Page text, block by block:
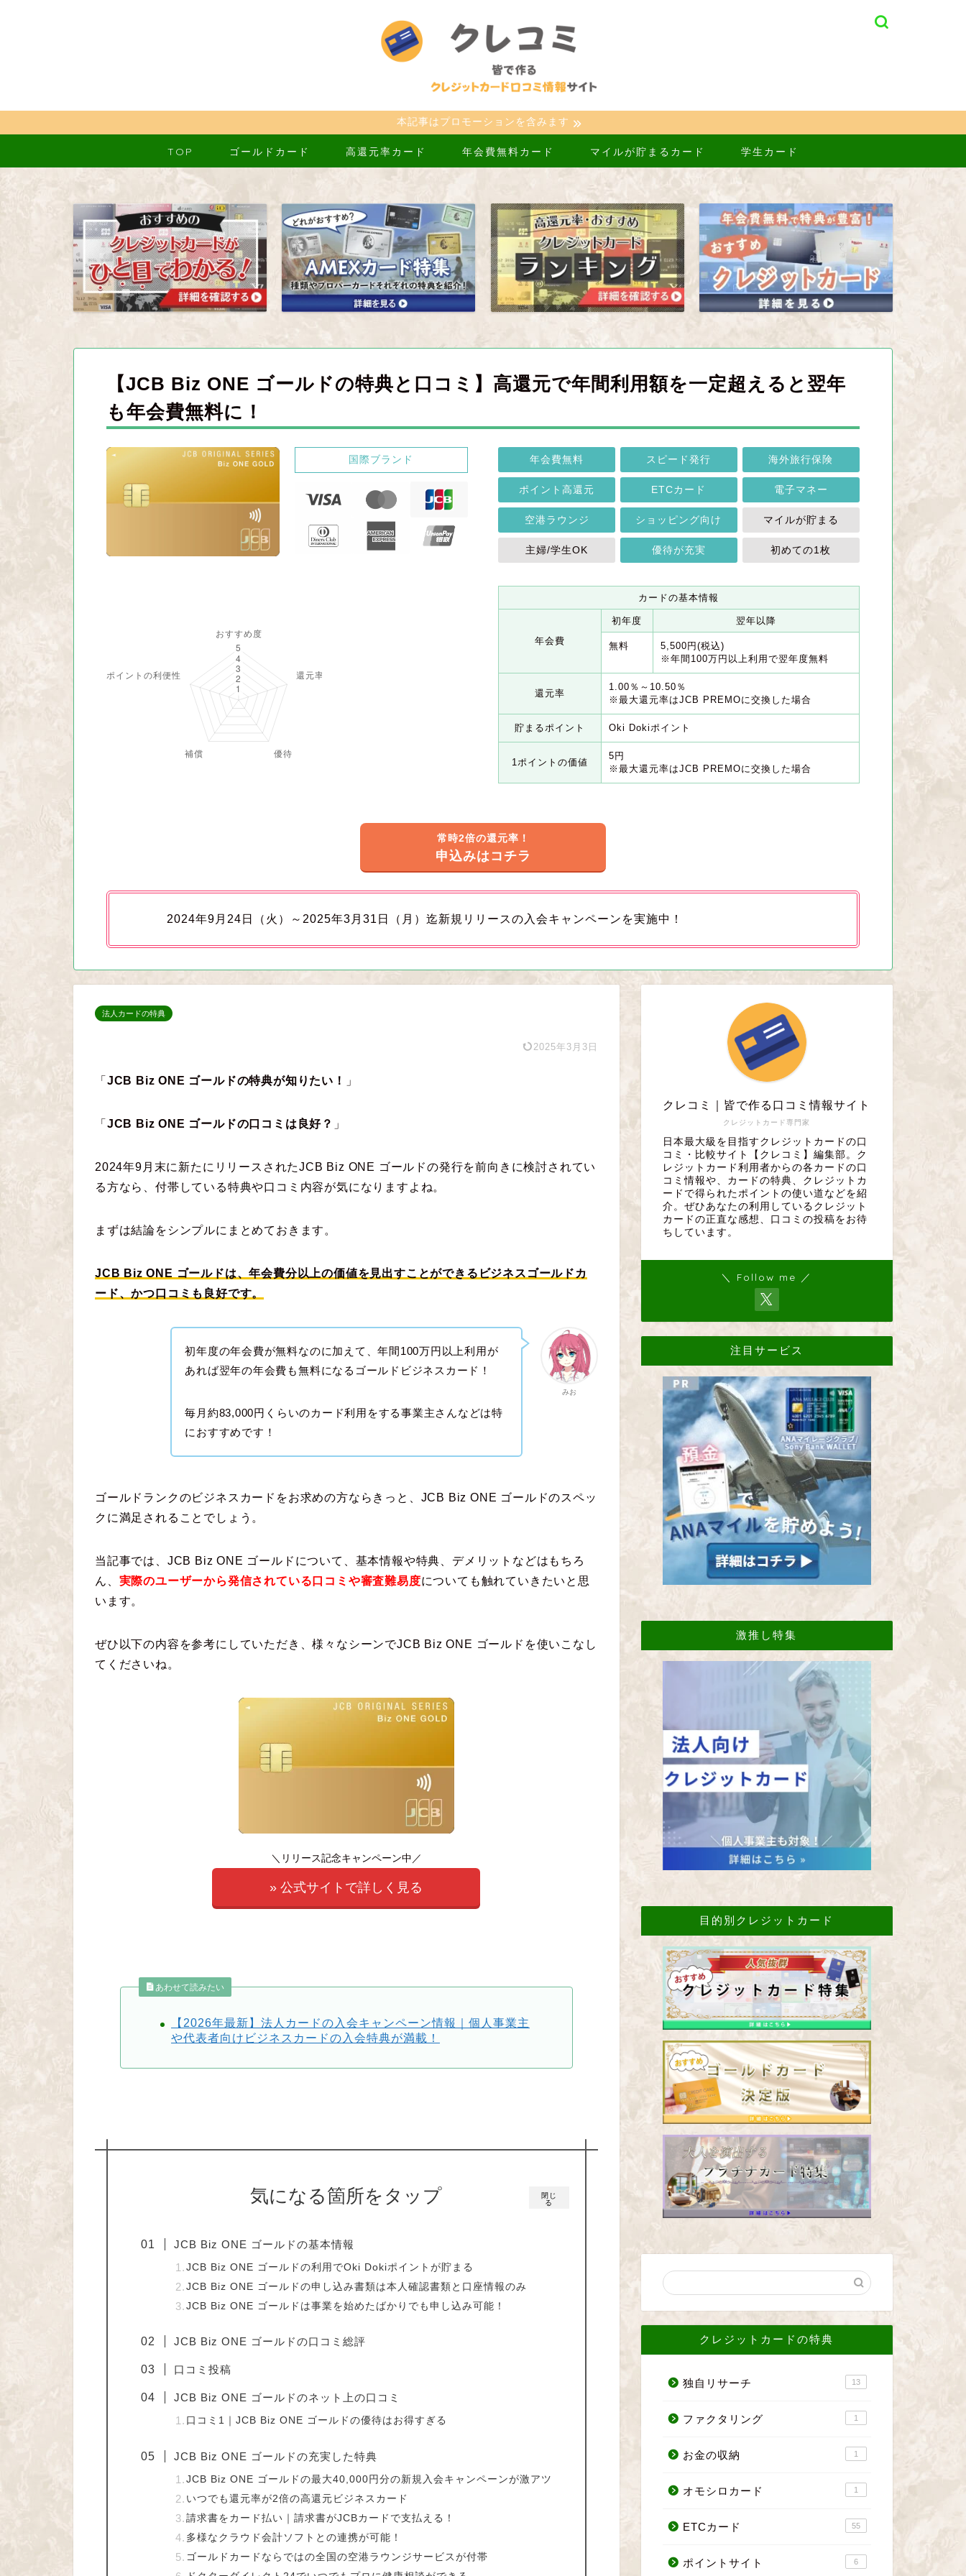
本記事はプロモーションを含みます
TOP ゴールドカード 高還元率カード 年会費無料カード マイルが貯まるカード 学生カード
【JCB Biz ONE ゴールドの特典と口コミ】高還元で年間利用額を一定超えると翌年
も年会費無料に！
国際ブランド 年会費無料 スピード発行 海外旅行保険
ポイント高還元 ETCカード 電子マネー
空港ラウンジ ショッピング向け マイルが貯まる
主婦/学生OK 優待が充実 初めての1枚
カードの基本情報
年会費
初年度 翌年以降
無料
5,500円(税込)
※年間100万円以上利用で翌年度無料
還元率
1.00％～10.50％
※最大還元率はJCB PREMOに交換した場合
貯まるポイント Oki Dokiポイント
1ポイントの価値
5円
※最大還元率はJCB PREMOに交換した場合
常時2倍の還元率！
申込みはコチラ
2024年9月24日（火）～2025年3月31日（月）迄新規リリースの入会キャンペーンを実施中！
法人カードの特典
2025年3月3日
「 JCB Biz ONE ゴールドの特典が知りたい！ 」
「 JCB Biz ONE ゴールドの口コミは良好？ 」
2024年9月末に新たにリリースされたJCB Biz ONE ゴールドの発行を前向きに検討されてい
る方なら、付帯している特典や口コミ内容が気になりますよね。
まずは結論をシンプルにまとめておきます。
JCB Biz ONE ゴールドは、年会費分以上の価値を見出すことができるビジネスゴールドカ
ード、かつ口コミも良好です。
みお
初年度の年会費が無料なのに加えて、年間100万円以上利用が
あれば翌年の年会費も無料になるゴールドビジネスカード！
毎月約83,000円くらいのカード利用をする事業主さんなどは特
におすすめです！
ゴールドランクのビジネスカードをお求めの方ならきっと、JCB Biz ONE ゴールドのスペッ
クに満足されることでしょう。
当記事では、JCB Biz ONE ゴールドについて、基本情報や特典、デメリットなどはもちろ
ん、 実際のユーザーから発信されている口コミや審査難易度についても触れていきたいと思
います。
ぜひ以下の内容を参考にしていただき、様々なシーンでJCB Biz ONE ゴールドを使いこなし
てくださいね。
＼リリース記念キャンペーン中／
» 公式サイトで詳しく見る
あわせて読みたい
【2026年最新】法人カードの入会キャンペーン情報｜個人事業主
や代表者向けビジネスカードの入会特典が満載！
閉じ
る
気になる箇所をタップ
JCB Biz ONE ゴールドの基本情報
JCB Biz ONE ゴールドの利用でOki Dokiポイントが貯まる
JCB Biz ONE ゴールドの申し込み書類は本人確認書類と口座情報のみ
JCB Biz ONE ゴールドは事業を始めたばかりでも申し込み可能！
JCB Biz ONE ゴールドの口コミ総評
口コミ投稿
JCB Biz ONE ゴールドのネット上の口コミ
口コミ1｜JCB Biz ONE ゴールドの優待はお得すぎる
JCB Biz ONE ゴールドの充実した特典
JCB Biz ONE ゴールドの最大40,000円分の新規入会キャンペーンが激アツ
いつでも還元率が2倍の高還元ビジネスカード
請求書をカード払い｜請求書がJCBカードで支払える！
多様なクラウド会計ソフトとの連携が可能！
ゴールドカードならではの全国の空港ラウンジサービスが付帯
クレジットカード専門家
クレコミ｜皆で作る口コミ情報サイト
日本最大級を目指すクレジットカードの口
コミ・比較サイト【クレコミ】編集部。ク
レジットカード利用者からの各カードの口
コミ情報や、カードの特典、クレジットカ
ードで得られたポイントの使い道などを紹
介。ぜひあなたの利用しているクレジット
カードの正直な感想、口コミの投稿をお待
ちしています。
＼ Follow me ／
注目サービス
激推し特集
目的別クレジットカード
クレジットカードの特典
独自リサーチ 13
ファクタリング 1
お金の収納 1
オモシロカード 1
ETCカード 55
ポイントサイト 6